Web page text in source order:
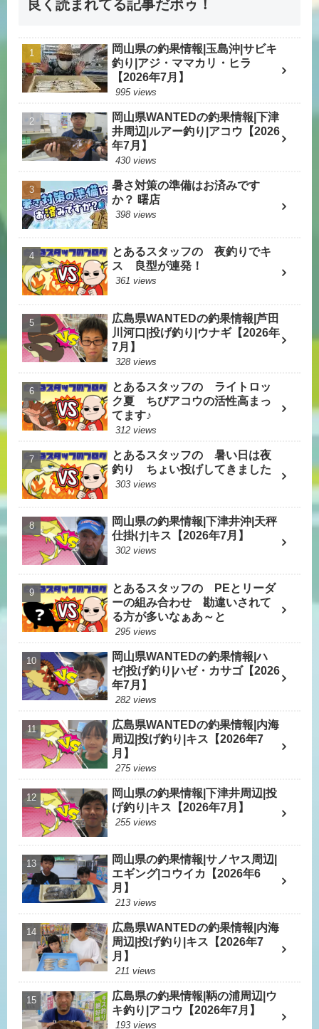
良く読まれてる記事だボゥ！
岡山県の釣果情報|玉島沖|サビキ
釣り|アジ・ママカリ・ヒラ
【2026年7月】
995 views
岡山県WANTEDの釣果情報|下津
井周辺|ルアー釣り|アコウ【2026
年7月】
430 views
暑さ対策の準備はお済みです
か？ 曙店
398 views
とあるスタッフの 夜釣りでキ
ス 良型が連発！
361 views
広島県WANTEDの釣果情報|芦田
川河口|投げ釣り|ウナギ【2026年
7月】
328 views
とあるスタッフの ライトロッ
ク夏 ちびアコウの活性高まっ
てます♪
312 views
とあるスタッフの 暑い日は夜
釣り ちょい投げしてきました
303 views
岡山県の釣果情報|下津井沖|天秤
仕掛け|キス【2026年7月】
302 views
とあるスタッフの PEとリーダ
ーの組み合わせ 勘違いされて
る方が多いなぁあ～と
295 views
岡山県WANTEDの釣果情報|ハ
ゼ|投げ釣り|ハゼ・カサゴ【2026
年7月】
282 views
広島県WANTEDの釣果情報|内海
周辺|投げ釣り|キス【2026年7
月】
275 views
岡山県の釣果情報|下津井周辺|投
げ釣り|キス【2026年7月】
255 views
岡山県の釣果情報|サノヤス周辺|
エギング|コウイカ【2026年6
月】
213 views
広島県WANTEDの釣果情報|内海
周辺|投げ釣り|キス【2026年7
月】
211 views
広島県の釣果情報|鞆の浦周辺|ウ
キ釣り|アコウ【2026年7月】
193 views